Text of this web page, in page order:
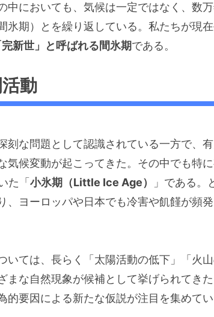
においても、気候は一定ではなく、数万
氷期）とを繰り返している。私たちが現在
新世」と呼ばれる間氷期である。
動
な問題として認識されている一方で、
気候変動が起こってきた。その中でも特
た「小氷期（Little Ice Age）
」である。
、ヨーロッパや日本でも冷害や飢饉が頻
ては、長らく「太陽活動の低下」「火
まな自然現象が候補として挙げられてき
的要因による新たな仮説が注目を集めてい